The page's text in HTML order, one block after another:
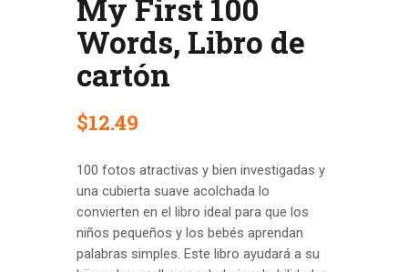
My First 100
Words, Libro de
cartón
$12.49
100 fotos atractivas y bien investigadas y
una cubierta suave acolchada lo
convierten en el libro ideal para que los
niños pequeños y los bebés aprendan
palabras simples. Este libro ayudará a su